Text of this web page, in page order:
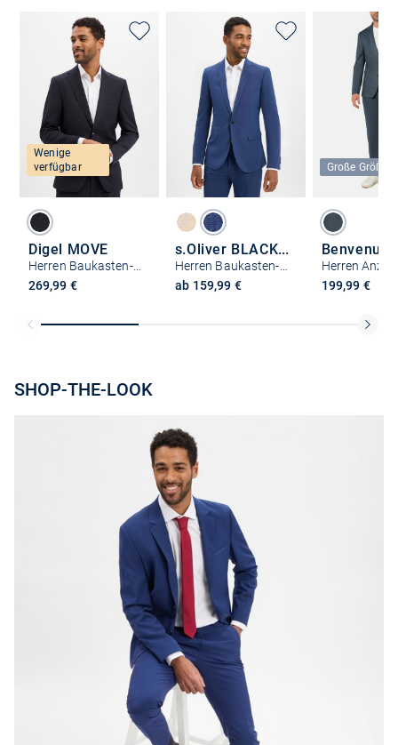
Wenige
verfügbar
Digel MOVE
Herren Baukasten-Schurwoll-Sakko - Alesso
269,99 €
s.Oliver BLACK LABEL
ab 159,99 €
Große Größen
Benvenuto
199,99 €
SHOP-THE-LOOK